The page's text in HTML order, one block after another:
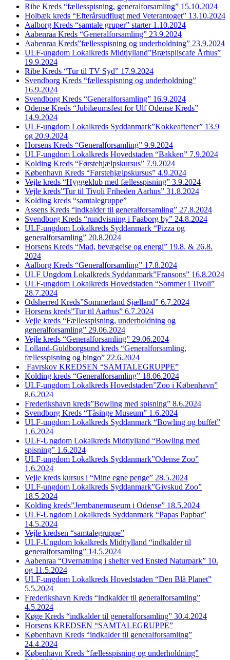
Ribe Kreds “fællesspisning, generalforsamling” 15.10.2024
Holbæk kreds “Efterårsudflugt med Veterantoget” 13.10.2024
Aalborg Kreds “samtale gruper” starter 1.10.2024
Aabenraa Kreds “Generalforsamling” 23.9.2024
Aabenraa Kreds”fællesspisning og underholdning” 23.9.2024
ULF-ungdom Lokalkreds Midtjylland”Brætspilscafe Århus”
19.9.2024
Ribe Kreds “Tur til TV Syd” 17.9.2024
Svendborg Kreds “fællesspisning og underholdning”
16.9.2024
Svendborg Kreds “Generalforsamling” 16.9.2024
Odense Kreds “Jubilæumsfest for Ulf Odense Kreds”
14.9.2024
ULF-ungdom Lokalkreds Syddanmark”Kokkeaftener” 13.9
og 20.9.2024
Horsens Kreds “Generalforsamling” 9.9.2024
ULF-ungdom Lokalkreds Hovedstaden “Bakken” 7.9.2024
Kolding Kreds “Førstehjælpskursus” 7.9.2024
København Kreds “Førstehjælpskursus” 4.9.2024
Vejle kreds “Hyggeklub med fællesspisning” 3.9.2024
Vejle kreds”Tur til Tivoli Friheden Aarhus” 31.8.2024
Kolding kreds “samtalegruppe”
Assens Kreds “indkalder til generalforsamling” 27.8.2024
Svendborg Kreds “rundvisning i Faaborg by” 24.8.2024
ULF-ungdom Lokalkreds Syddanmark “Pizza og
generalforsamling” 20.8.2024
Horsens Kreds “Mad, bevægelse og energi” 19.8. & 26.8.
2024
Aalborg Kreds “Generalforsamling” 17.8.2024
ULF Ungdom Lokalkreds Syddanmark”Fransons” 16.8.2024
ULF-ungdom Lokalkreds Hovedstaden “Sommer i Tivoli”
28.7.2024
Odsherred Kreds”Sommerland Sjælland” 6.7.2024
Horsens kreds”Tur til Aarhus” 6.7.2024
Vejle kreds “Fællesspisning, underholdning og
generalforsamling” 29.06.2024
Vejle kreds “Generalforsamling” 29.06.2024
Lolland-Guldborgsund kreds “Generalforsamling,
fællesspisning og bingo” 22.6.2024
Favrskov KREDSEN “SAMTALEGRUPPE”
Kolding kreds “Generalforsamling” 18.06.2024
ULF-ungdom Lokalkreds Hovedstaden”Zoo i København”
8.6.2024
Frederikshavn kreds”Bowling med spisning” 8.6.2024
Svendborg Kreds “Tåsinge Museum” 1.6.2024
ULF-ungdom Lokalkreds Syddanmark “Bowling og buffet”
1.6.2024
ULF-Ungdom Lokalkreds Midtjylland “Bowling med
spisning” 1.6.2024
ULF-ungdom Lokalkreds Syddanmark”Odense Zoo”
1.6.2024
Vejle kreds kursus i “Mine egne penge” 28.5.2024
ULF-ungdom Lokalkreds Syddanmark”Givskud Zoo”
18.5.2024
Kolding kreds”Jernbanemuseum i Odense” 18.5.2024
ULF-Ungdom Lokalkreds Syddanmark “Papas Papbar”
14.5.2024
Vejle kredsen “samtalegruppe”
ULF-Ungdom lokalkreds Midtjylland “indkalder til
generalforsamling” 14.5.2024
Aabenraa “Overnatning i shelter ved Ensted Naturpark” 10.
og 11.5.2024
ULF-ungdom Lokalkreds Hovedstaden “Den Blå Planet”
5.5.2024
Frederikshavn Kreds “indkalder til generalforsamling”
4.5.2024
Køge Kreds “indkalder til generalforsamling” 30.4.2024
Horsens KREDSEN “SAMTALEGRUPPE”
København Kreds “indkalder til generalforsamling”
24.4.2024
København Kreds “fællesspisning og underholdning”